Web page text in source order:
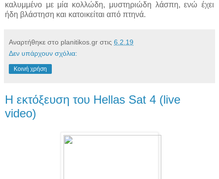
καλυμμένο με μία κολλώδη, μυστηριώδη λάσπη, ενώ έχει
ήδη βλάστηση και κατοικείται από πτηνά.
Αναρτήθηκε στο planitikos.gr στις 6.2.19
Δεν υπάρχουν σχόλια:
Κοινή χρήση
Η εκτόξευση του Hellas Sat 4 (live
video)